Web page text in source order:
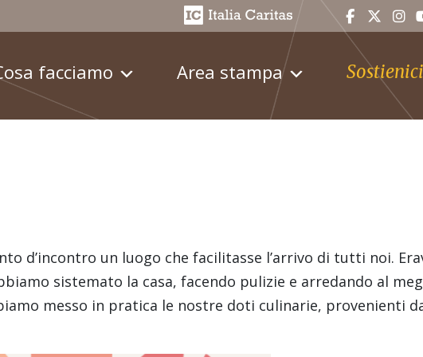
facciamo Area stampa Sostienici
d’incontro un luogo che facilitasse l’arrivo di tutti noi.
sistemato la casa, facendo pulizie e arredando al
messo in pratica le nostre doti culinarie, provenienti